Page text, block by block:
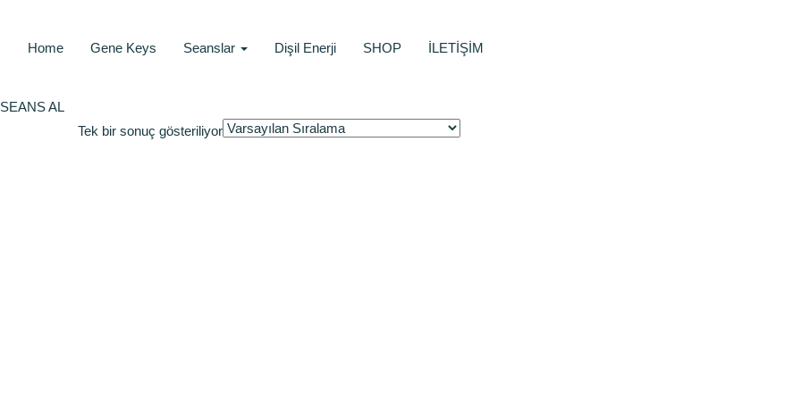
Home Gene Keys Seanslar Dişil Enerji SHOP İLETİŞİM
SEANS AL
Tek bir sonuç gösteriliyor